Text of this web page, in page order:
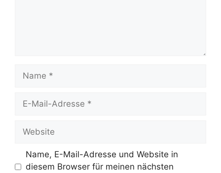
Mail-
Name, E-Mail-Adresse und Website in
diesem Browser für meinen nächsten